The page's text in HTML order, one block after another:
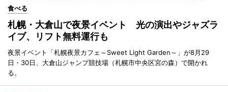
食べる
札幌・大倉山で夜景イベント 光の演出やジャズラ
イブ、リフト無料運行も
夜景イベント「札幌夜景カフェ～Sweet Light Garden～」が8月29
日・30日、大倉山ジャンプ競技場（札幌市中央区宮の森）で開かれ
る。